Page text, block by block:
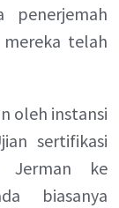
penerjemah
telah
oleh instansi
sertifikasi
Jerman ke
biasanya